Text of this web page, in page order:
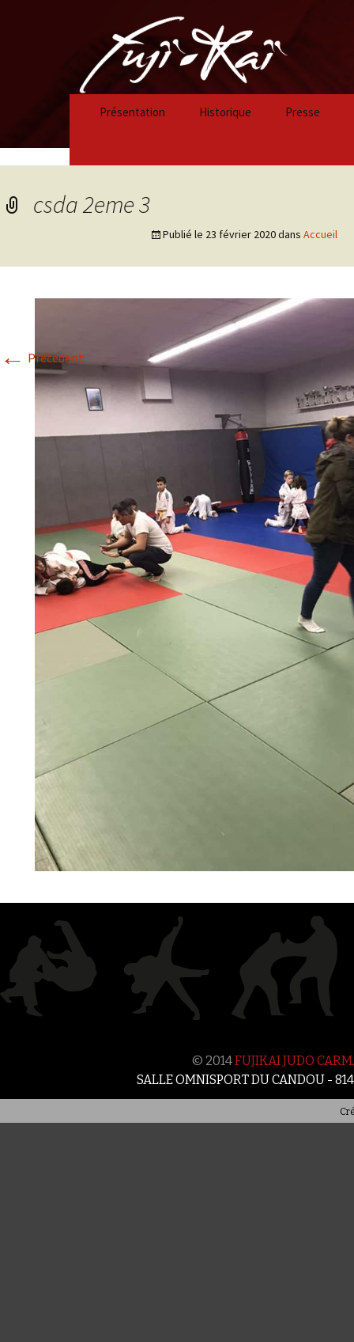
Présentation Historique
Historique 2018/2019
Historique 2016-2017
Historique 2015-2016
Presse
csda 2eme 3
Publié le 23 février 2020dans Accueil
← Précédent
© 2014FUJIKAI JUDO
SALLE OMNISPORT DU CANDOU -